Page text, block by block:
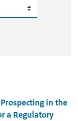
in the
a Regulatory